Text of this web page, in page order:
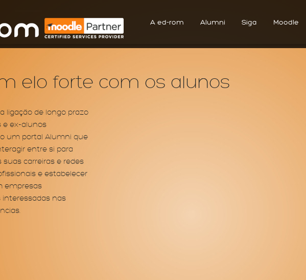
A ed-rom Alumni Siga Moodle
elo forte com os alunos
ligação de longo prazo
e ex-alunos
um portal Alumni que
entre si para
suas carreiras e redes
e estabelecer
empresas
interessadas nas